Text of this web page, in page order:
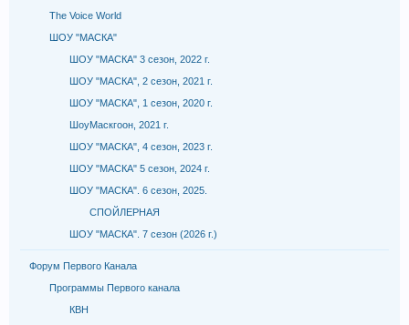
The Voice World
ШОУ "МАСКА"
ШОУ "МАСКА" 3 сезон, 2022 г.
ШОУ "МАСКА", 2 сезон, 2021 г.
ШОУ "МАСКА", 1 сезон, 2020 г.
ШоуМаскгоон, 2021 г.
ШОУ "МАСКА", 4 сезон, 2023 г.
ШОУ "МАСКА" 5 сезон, 2024 г.
ШОУ "МАСКА". 6 сезон, 2025.
СПОЙЛЕРНАЯ
ШОУ "МАСКА". 7 сезон (2026 г.)
Форум Первого Канала
Программы Первого канала
КВН